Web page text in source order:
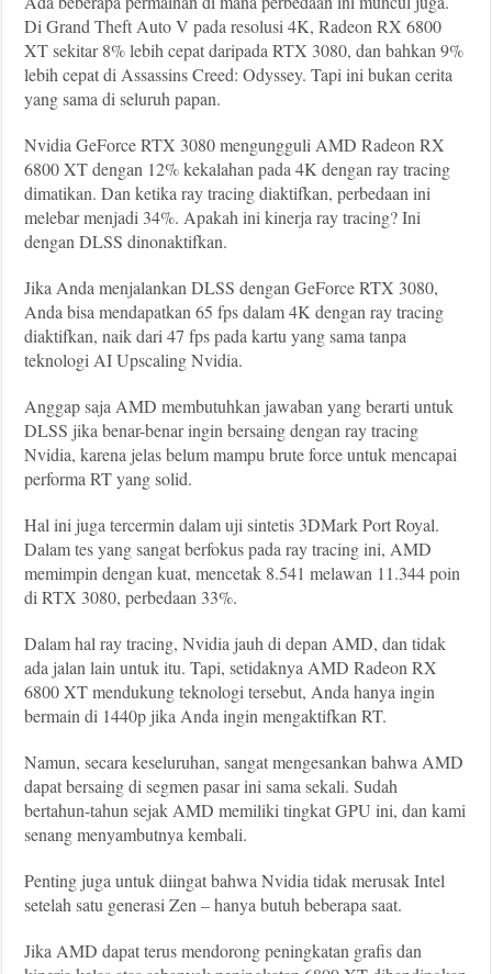
Di Grand Theft Auto V pada resolusi 4K, Radeon RX 6800
XT sekitar 8% lebih cepat daripada RTX 3080, dan bahkan 9%
lebih cepat di Assassins Creed: Odyssey. Tapi ini bukan cerita
yang sama di seluruh papan.
Nvidia GeForce RTX 3080 mengungguli AMD Radeon RX
6800 XT dengan 12% kekalahan pada 4K dengan ray tracing
dimatikan. Dan ketika ray tracing diaktifkan, perbedaan ini
melebar menjadi 34%. Apakah ini kinerja ray tracing? Ini
dengan DLSS dinonaktifkan.
Jika Anda menjalankan DLSS dengan GeForce RTX 3080,
Anda bisa mendapatkan 65 fps dalam 4K dengan ray tracing
diaktifkan, naik dari 47 fps pada kartu yang sama tanpa
teknologi AI Upscaling Nvidia.
Anggap saja AMD membutuhkan jawaban yang berarti untuk
DLSS jika benar-benar ingin bersaing dengan ray tracing
Nvidia, karena jelas belum mampu brute force untuk mencapai
performa RT yang solid.
Hal ini juga tercermin dalam uji sintetis 3DMark Port Royal.
Dalam tes yang sangat berfokus pada ray tracing ini, AMD
memimpin dengan kuat, mencetak 8.541 melawan 11.344 poin
di RTX 3080, perbedaan 33%.
Dalam hal ray tracing, Nvidia jauh di depan AMD, dan tidak
ada jalan lain untuk itu. Tapi, setidaknya AMD Radeon RX
6800 XT mendukung teknologi tersebut, Anda hanya ingin
bermain di 1440p jika Anda ingin mengaktifkan RT.
Namun, secara keseluruhan, sangat mengesankan bahwa AMD
dapat bersaing di segmen pasar ini sama sekali. Sudah
bertahun-tahun sejak AMD memiliki tingkat GPU ini, dan kami
senang menyambutnya kembali.
Penting juga untuk diingat bahwa Nvidia tidak merusak Intel
setelah satu generasi Zen – hanya butuh beberapa saat.
Jika AMD dapat terus mendorong peningkatan grafis dan